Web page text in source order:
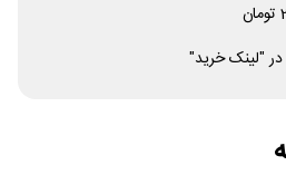
در "لینک خرید"